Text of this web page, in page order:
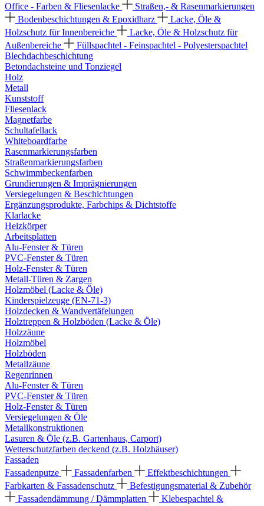
Office - Farben & Fliesenlacke
Straßen,- & Rasenmarkierungen
Bodenbeschichtungen & Epoxidharz
Lacke, Öle &
Holzschutz für Innenbereiche
Lacke, Öle & Holzschutz für
Außenbereiche
Füllspachtel - Feinspachtel - Polyesterspachtel
Blechdachbeschichtung
Betondachsteine und Tonziegel
Holz
Metall
Kunststoff
Fliesenlack
Magnetfarbe
Schultafellack
Whiteboardfarbe
Rasenmarkierungsfarben
Straßenmarkierungsfarben
Schwimmbeckenfarben
Grundierungen & Imprägnierungen
Versiegelungen & Beschichtungen
Ergänzungsprodukte, Farbchips & Dichtstoffe
Klarlacke
Heizkörper
Arbeitsplatten
Alu-Fenster & Türen
PVC-Fenster & Türen
Holz-Fenster & Türen
Metall-Türen & Zargen
Holzmöbel (Lacke & Öle)
Kinderspielzeuge (EN-71-3)
Holzdecken & Wandvertäfelungen
Holztreppen & Holzböden (Lacke & Öle)
Holzzäune
Holzmöbel
Holzböden
Metallzäune
Regenrinnen
Alu-Fenster & Türen
PVC-Fenster & Türen
Holz-Fenster & Türen
Versiegelungen & Öle
Metallkonstruktionen
Lasuren & Öle (z.B. Gartenhaus, Carport)
Wetterschutzfarben deckend (z.B. Holzhäuser)
Fassaden
Fassadenputze
Fassadenfarben
Effektbeschichtungen
Farbkarten & Fassadenschutz
Befestigungsmaterial & Zubehör
Fassadendämmung / Dämmplatten
Klebespachtel &